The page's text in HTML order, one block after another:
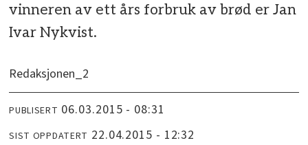
vinneren av ett års forbruk av brød er Jan
Ivar Nykvist.
Redaksjonen_2
PUBLISERT 06.03.2015 - 08:31
SIST OPPDATERT 22.04.2015 - 12:32